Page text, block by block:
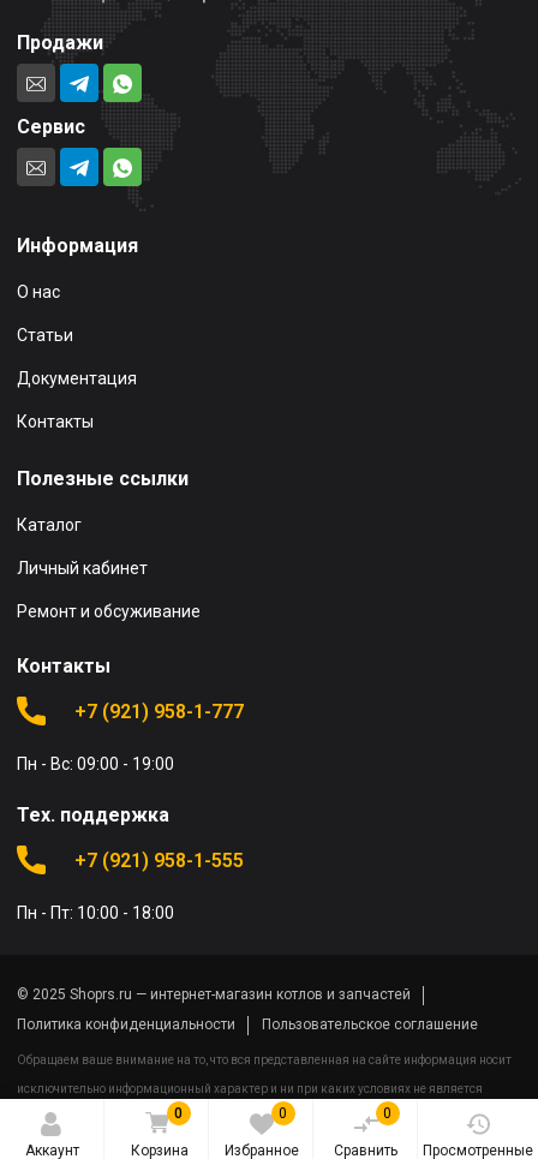
Аккаунт
0
Корзина
0
Избранное
0
Сравнить Просмотренные
Продажи
Сервис
Информация
О нас
Статьи
Документация
Контакты
Полезные ссылки
Каталог
Личный кабинет
Ремонт и обсуживание
Контакты
+7 (921) 958-1-777
Пн - Вс: 09:00 - 19:00
Тех. поддержка
+7 (921) 958-1-555
Пн - Пт: 10:00 - 18:00
© 2025 Shoprs.ru — интернет-магазин котлов и запчастей
Политика конфиденциальности
Пользовательское соглашение
Обращаем ваше внимание на то, что вся представленная на сайте информация носит
исключительно информационный характер и ни при каких условиях не является
публичной офертой определяемой положениями Статьи 437(2) Гражданского кодекса
Российской Федерации.